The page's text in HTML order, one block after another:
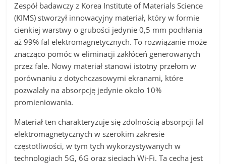
Zespół badawczy z Korea Institute of Materials Science
(KIMS) stworzył innowacyjny materiał, który w formie
cienkiej warstwy o grubości jedynie 0,5 mm pochłania
aż 99% fal elektromagnetycznych. To rozwiązanie może
znacząco pomóc w eliminacji zakłóceń generowanych
przez fale. Nowy materiał stanowi istotny przełom w
porównaniu z dotychczasowymi ekranami, które
pozwalały na absorpcję jedynie około 10%
promieniowania.
Materiał ten charakteryzuje się zdolnością absorpcji fal
elektromagnetycznych w szerokim zakresie
częstotliwości, w tym tych wykorzystywanych w
technologiach 5G, 6G oraz sieciach Wi-Fi. Ta cecha jest